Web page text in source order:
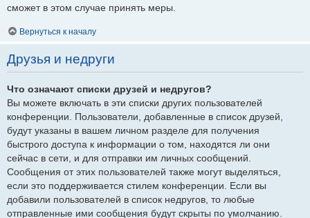
сможет в этом случае принять меры.
Вернуться к началу
Друзья и недруги
Что означают списки друзей и недругов?
Вы можете включать в эти списки других пользователей
конференции. Пользователи, добавленные в список друзей,
будут указаны в вашем личном разделе для получения
быстрого доступа к информации о том, находятся ли они
сейчас в сети, и для отправки им личных сообщений.
Сообщения от этих пользователей также могут выделяться,
если это поддерживается стилем конференции. Если вы
добавили пользователей в список недругов, то любые
отправленные ими сообщения будут скрыты по умолчанию.